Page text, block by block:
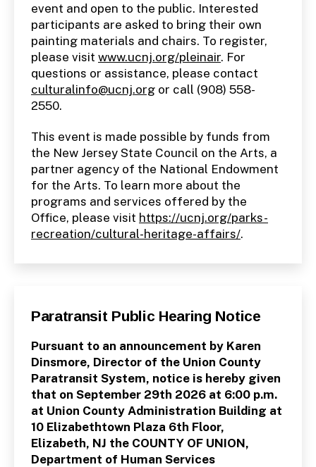
event and open to the public. Interested
participants are asked to bring their own
painting materials and chairs. To register,
please visit www.ucnj.org/pleinair. For
questions or assistance, please contact
culturalinfo@ucnj.org or call (908) 558-
2550.
This event is made possible by funds from
the New Jersey State Council on the Arts, a
partner agency of the National Endowment
for the Arts. To learn more about the
programs and services offered by the
Office, please visit https://ucnj.org/parks-
recreation/cultural-heritage-affairs/.
Categories
P
U
L
C
N
O
T
I
C
E
S
Paratransit Public Hearing Notice
Pursuant to an announcement by Karen
Dinsmore, Director of the Union County
Paratransit System, notice is hereby given
that on September 29th 2026 at 6:00 p.m.
at Union County Administration Building at
10 Elizabethtown Plaza 6th Floor,
Elizabeth, NJ the COUNTY OF UNION,
Department of Human Services